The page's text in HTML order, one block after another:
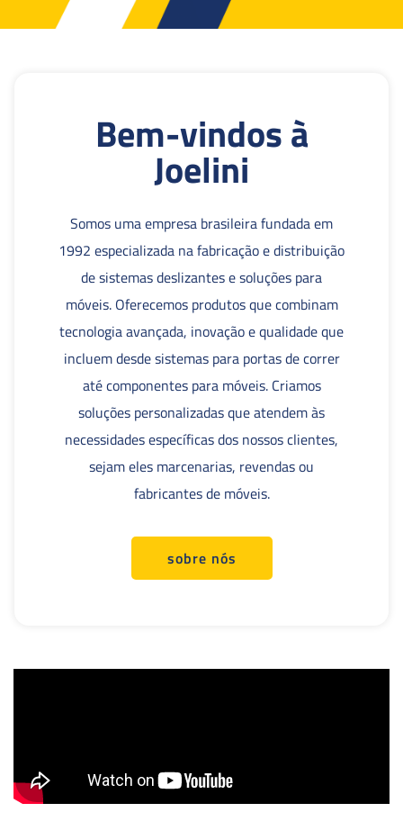
Bem-vindos à
Joelini
Somos uma empresa brasileira fundada em
1992 especializada na fabricação e distribuição
de sistemas deslizantes e soluções para
móveis. Oferecemos produtos que combinam
tecnologia avançada, inovação e qualidade que
incluem desde sistemas para portas de correr
até componentes para móveis. Criamos
soluções personalizadas que atendem às
necessidades específicas dos nossos clientes,
sejam eles marcenarias, revendas ou
fabricantes de móveis.
sobre nós